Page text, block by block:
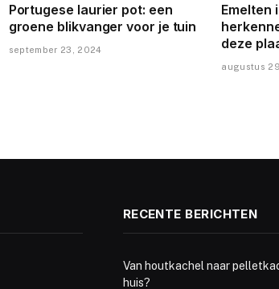
Portugese laurier pot: een
groene blikvanger voor je tuin
september 23, 2024
Emelten
deze
augustus
RECENTE BERICHTEN
Van houtkachel naar
huis?